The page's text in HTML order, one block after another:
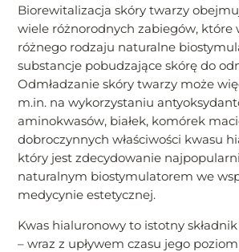
Biorewitalizacja skóry twarzy
wiele różnorodnych zabiegów, które
różnego rodzaju naturalne
substancje pobudzające skórę do
Odmładzanie skóry twarzy może
m.in. na wykorzystaniu
aminokwasów, białek, komórek
dobroczynnych właściwości kwasu
który jest zdecydowanie
naturalnym biostymulatorem we
medycynie estetycznej.
Kwas hialuronowy to istotny
– wraz z upływem czasu jego